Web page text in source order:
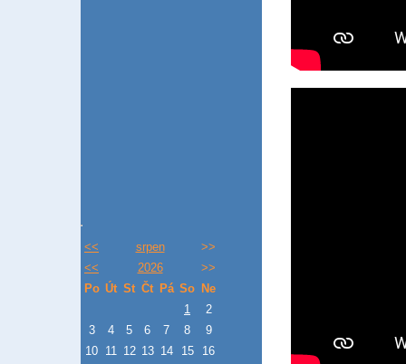
<< srpen
>>
<<
2026
>>
Po Út St Čt Pá So Ne
1
2
3
4 5 6 7 8
9
10 11 12 13 14 15
16